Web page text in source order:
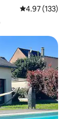
5 ರಲ್ಲಿ 4.97
4.97 (133)